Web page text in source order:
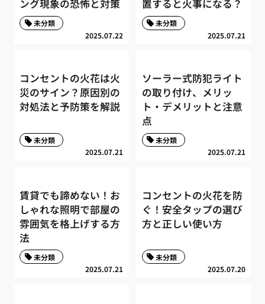
ング現象の恐怖と対策
2025.07.22
未分類
置すると火事になる？
2025.07.21
未分類
コンセントの火花は火
災のサイン？原因別の
対処法と予防策を解説
2025.07.21
未分類
ソーラー式防犯ライト
の取り付け、メリッ
ト・デメリットと注意
点
2025.07.21
未分類
賃貸でも諦めない！お
しゃれな照明で部屋の
雰囲気を格上げする方
法
2025.07.21
未分類
コンセントの火花を防
ぐ！安全タップの選び
方と正しい使い方
2025.07.20
未分類